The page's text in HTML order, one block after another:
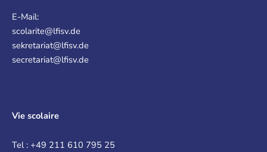
E-Mail:
scolarite@lfisv.de
sekretariat@lfisv.de
secretariat@lfisv.de
Vie scolaire
Tel : +49 211 610 795 25